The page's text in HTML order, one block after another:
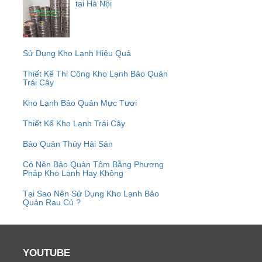
tại Hà Nội
Sử Dụng Kho Lạnh Hiệu Quả
Thiết Kế Thi Công Kho Lạnh Bảo Quản
Trái Cây
Kho Lạnh Bảo Quản Mực Tươi
Thiết Kế Kho Lạnh Trái Cây
Bảo Quản Thủy Hải Sản
Có Nên Bảo Quản Tôm Bằng Phương
Pháp Kho Lạnh Hay Không
Tại Sao Nên Sử Dụng Kho Lạnh Bảo
Quản Rau Củ ?
YOUTUBE